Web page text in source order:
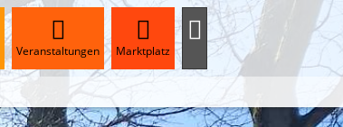
Veranstaltungen Marktplatz